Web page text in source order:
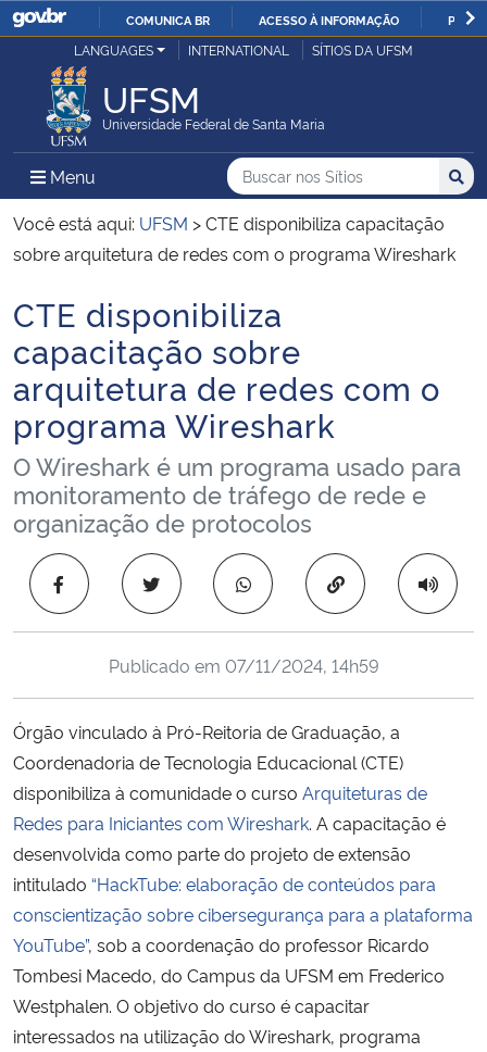
IR
COMUNICA BR ACESSO À INFORMAÇÃO
Ministério da Justiça e Segurança Pública
Ministério da Defesa
Ministério das Relações Exteriores
Ministério da Infraestrutura
Ministério da Agricultura, Pecuária e Abastecimento
Ministério da Educação
Ministério da Cidadania
Ministério da Saúde
Ministério de Minas e Energia
Ministério da Ciência, Tecnologia, Inovações e Comunicações
Ministério do Meio Ambiente
Ministério do Turismo
Ministério do Desenvolvimento Regional
Controladoria-Geral da União
Ministério da Mulher, da Família e dos Direitos Humanos
Secretaria-Geral
LANGUAGES INTERNATIONAL SÍTIOS DA UFSM
UFSM
Universidade Federal de Santa Maria
Menu Menu Principal do Sítio
Busca
Buscar no nos Sítios
Busca:
Você está aqui: UFSM >CTE disponibiliza capacitação
sobre arquitetura de redes com o programa Wireshark
Início do conteúdo
CTE disponibiliza
capacitação sobre
arquitetura de redes com o
programa Wireshark
O Wireshark é um programa usado para
monitoramento de tráfego de rede e
organização de protocolos
Copiar para área
Publicado em 07/11/2024, 14h59
Órgão vinculado à Pró-Reitoria de Graduação, a
Coordenadoria de Tecnologia Educacional (CTE)
disponibiliza à comunidade o curso Arquiteturas de
Redes para Iniciantes com Wireshark. A capacitação é
desenvolvida como parte do projeto de extensão
intitulado “HackTube: elaboração de conteúdos para
conscientização sobre cibersegurança para a plataforma
YouTube”, sob a coordenação do professor Ricardo
Tombesi Macedo, do Campus da UFSM em Frederico
Westphalen. O objetivo do curso é capacitar
interessados na utilização do Wireshark, programa